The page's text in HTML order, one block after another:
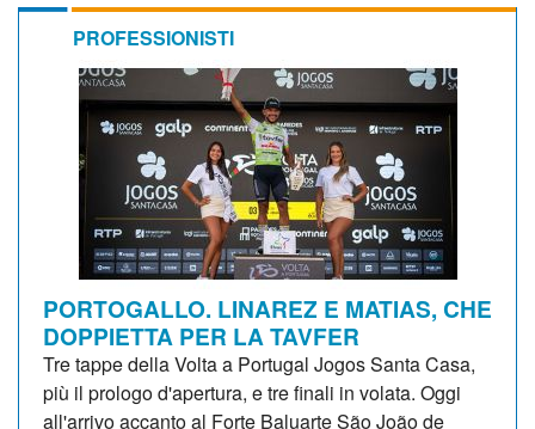
PROFESSIONISTI
PORTOGALLO. LINAREZ E MATIAS, CHE
DOPPIETTA PER LA TAVFER
Tre tappe della Volta a Portugal Jogos Santa Casa,
più il prologo d'apertura, e tre finali in volata. Oggi
all'arrivo accanto al Forte Baluarte São João de